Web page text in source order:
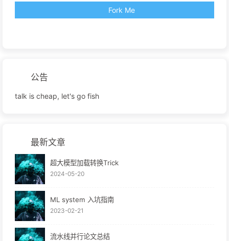
Fork Me
公告
talk is cheap, let's go fish
最新文章
超大模型加载转换Trick
2024-05-20
ML system 入坑指南
2023-02-21
流水线并行论文总结